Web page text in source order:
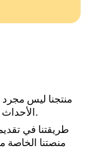
منتجنا ليس مجرد
الأحداث تبدأ من أول فكرة عن البيتزا حتى آخر قطعة.
طريقتنا في
منصتنا الخاصة